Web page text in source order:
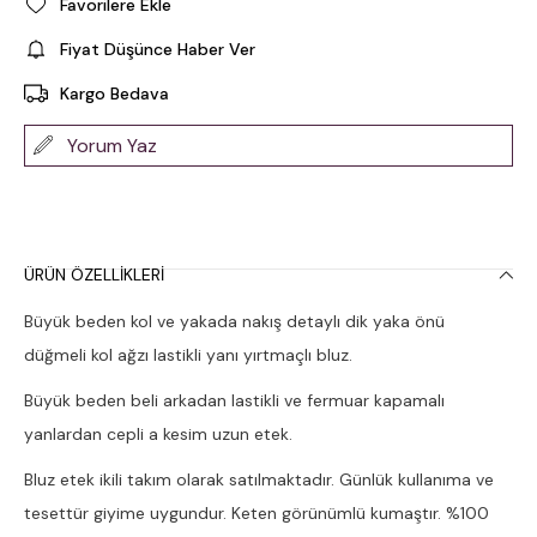
Favorilere Ekle
Fiyat Düşünce Haber Ver
Kargo Bedava
Yorum Yaz
ÜRÜN ÖZELLIKLERI
Büyük beden kol ve yakada nakış detaylı dik yaka önü
düğmeli kol ağzı lastikli yanı yırtmaçlı bluz.
Büyük beden beli arkadan lastikli ve fermuar kapamalı
yanlardan cepli a kesim uzun etek.
Bluz etek ikili takım olarak satılmaktadır. Günlük kullanıma ve
tesettür giyime uygundur. Keten görünümlü kumaştır. %100